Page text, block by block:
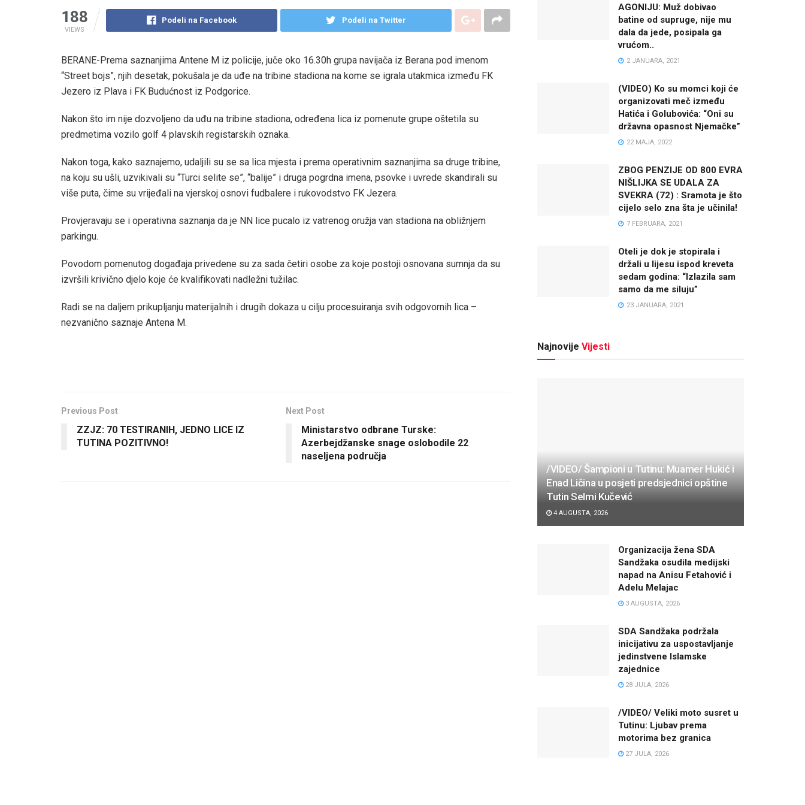
188
VIEWS
Podeli na Facebook Podeli na Twitter
BERANE-Prema saznanjima Antene M iz policije, juče oko 16.30h grupa navijača iz Berana pod imenom
“Street bojs”, njih desetak, pokušala je da uđe na tribine stadiona na kome se igrala utakmica između FK
Jezero iz Plava i FK Budućnost iz Podgorice.
Nakon što im nije dozvoljeno da uđu na tribine stadiona, određena lica iz pomenute grupe oštetila su
predmetima vozilo golf 4 plavskih registarskih oznaka.
Nakon toga, kako saznajemo, udaljili su se sa lica mjesta i prema operativnim saznanjima sa druge tribine,
na koju su ušli, uzvikivali su “Turci selite se”, “balije” i druga pogrdna imena, psovke i uvrede skandirali su
više puta, čime su vrijeđali na vjerskoj osnovi fudbalere i rukovodstvo FK Jezera.
Provjeravaju se i operativna saznanja da je NN lice pucalo iz vatrenog oružja van stadiona na obližnjem
parkingu.
Povodom pomenutog događaja privedene su za sada četiri osobe za koje postoji osnovana sumnja da su
izvršili krivično djelo koje će kvalifikovati nadležni tužilac.
Radi se na daljem prikupljanju materijalnih i drugih dokaza u cilju procesuiranja svih odgovornih lica –
nezvanično saznaje Antena M.
Previous Post
ZZJZ: 70 TESTIRANIH, JEDNO LICE IZ
TUTINA POZITIVNO!
Next Post
Ministarstvo odbrane Turske:
Azerbejdžanske snage oslobodile 22
naseljena područja
AGONIJU: Muž dobivao
batine od supruge, nije mu
dala da jede, posipala ga
vrućom..
2 JANUARA, 2021
(VIDEO) Ko su momci koji će
organizovati meč između
Hatića i Golubovića: “Oni su
državna opasnost Njemačke”
22 MAJA, 2022
ZBOG PENZIJE OD 800 EVRA
NIŠLIJKA SE UDALA ZA
SVEKRA (72) : Sramota je što
cijelo selo zna šta je učinila!
7 FEBRUARA, 2021
Oteli je dok je stopirala i
držali u lijesu ispod kreveta
sedam godina: “Izlazila sam
samo da me siluju”
23 JANUARA, 2021
Najnovije Vijesti
/VIDEO/ Šampioni u Tutinu: Muamer Hukić i
Enad Ličina u posjeti predsjednici opštine
Tutin Selmi Kučević
4 AUGUSTA, 2026
Organizacija žena SDA
Sandžaka osudila medijski
napad na Anisu Fetahović i
Adelu Melajac
3 AUGUSTA, 2026
SDA Sandžaka podržala
inicijativu za uspostavljanje
jedinstvene Islamske
zajednice
28 JULA, 2026
/VIDEO/ Veliki moto susret u
Tutinu: Ljubav prema
motorima bez granica
27 JULA, 2026